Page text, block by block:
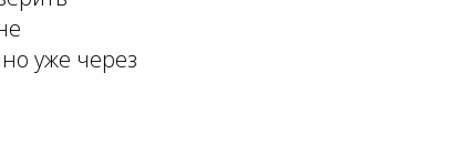
уже через